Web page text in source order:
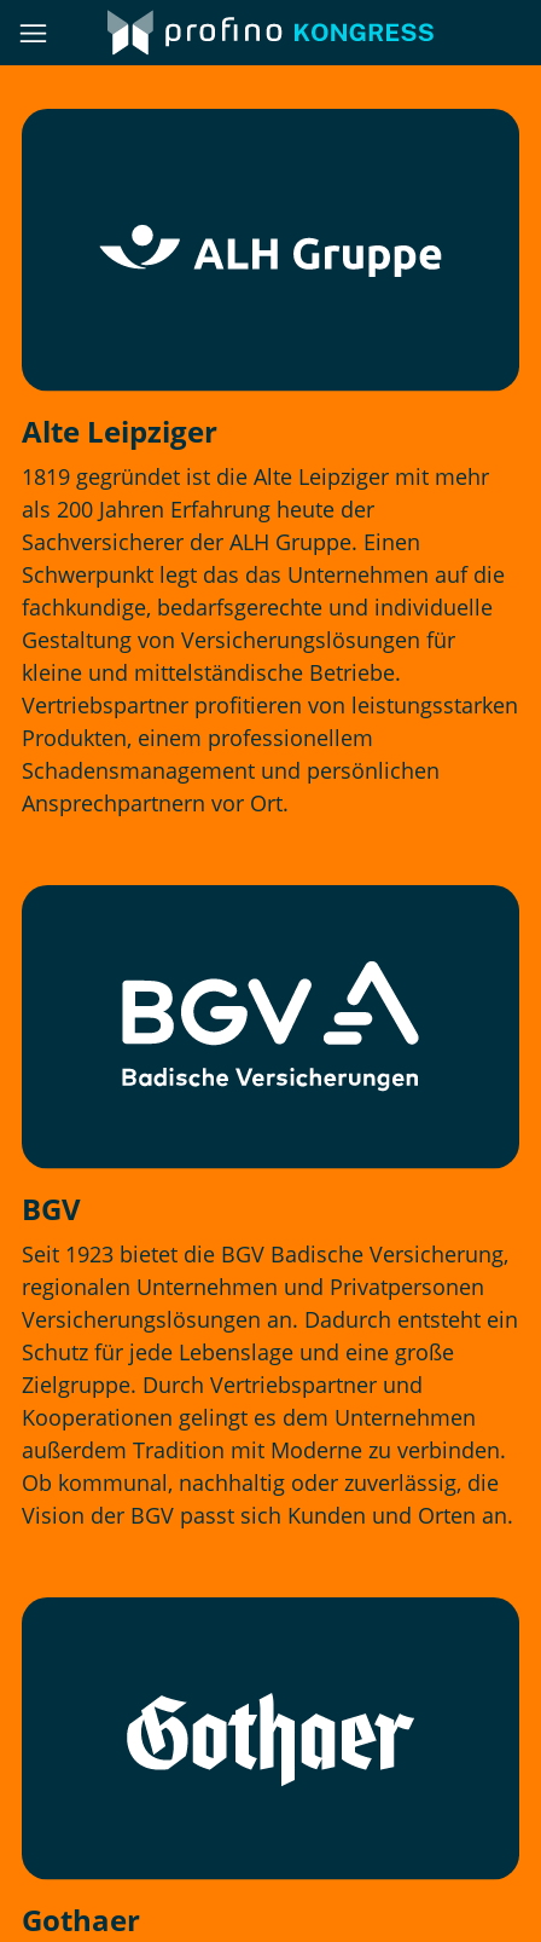
Alte Leipziger
1819 gegründet ist die Alte Leipziger mit mehr
als 200 Jahren Erfahrung heute der
Sachversicherer der ALH Gruppe. Einen
Schwerpunkt legt das das Unternehmen auf die
fachkundige, bedarfsgerechte und individuelle
Gestaltung von Versicherungslösungen für
kleine und mittelständische Betriebe.
Vertriebspartner profitieren von leistungsstarken
Produkten, einem professionellem
Schadensmanagement und persönlichen
Ansprechpartnern vor Ort.
BGV
Seit 1923 bietet die BGV Badische Versicherung,
regionalen Unternehmen und Privatpersonen
Versicherungslösungen an. Dadurch entsteht ein
Schutz für jede Lebenslage und eine große
Zielgruppe. Durch Vertriebspartner und
Kooperationen gelingt es dem Unternehmen
außerdem Tradition mit Moderne zu verbinden.
Ob kommunal, nachhaltig oder zuverlässig, die
Vision der BGV passt sich Kunden und Orten an.
Gothaer